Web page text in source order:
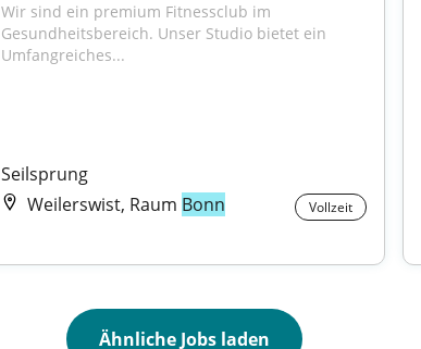
Wir sind ein premium Fitnessclub im
Gesundheitsbereich. Unser Studio bietet ein
Umfangreiches...
Seilsprung
Weilerswist, Raum Bonn Vollzeit
Ähnliche Jobs laden